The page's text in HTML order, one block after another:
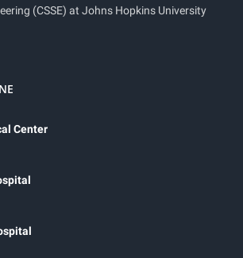
(CSSE) at Johns Hopkins University
Center